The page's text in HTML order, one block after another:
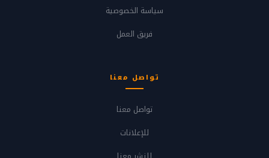
سياسة الخصوصية
فريق العمل
تواصل معنا
تواصل معنا
للإعلانات